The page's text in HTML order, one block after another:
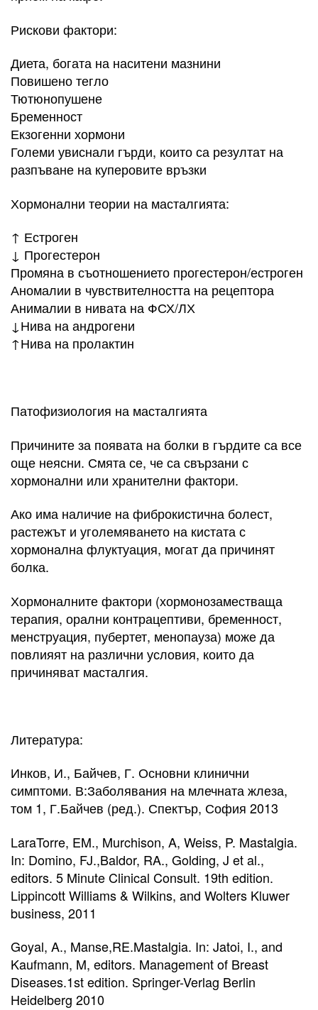
Рискови фактори:
Диета, богата на наситени мазнини
Повишено тегло
Тютюнопушене
Бременност
Екзогенни хормони
Големи увиснали гърди, които са резултат на
разпъване на куперовите връзки
Хормонални теории на масталгията:
↑ Естроген
↓ Прогестерон
Промяна в съотношението прогестерон/естроген
Аномалии в чувствителността на рецептора
Анималии в нивата на ФСХ/ЛХ
↓Нива на андрогени
↑Нива на пролактин
Патофизиология на масталгията
Причините за появата на болки в гърдите са все
още неясни. Смята се, че са свързани с
хормонални или хранителни фактори.
Ако има наличие на фиброкистична болест,
растежът и уголемяването на кистата с
хормонална флуктуация, могат да причинят
болка.
Хормоналните фактори (хормонозаместваща
терапия, орални контрацептиви, бременност,
менструация, пубертет, менопауза) може да
повлияят на различни условия, които да
причиняват масталгия.
Литература:
Инков, И., Байчев, Г. Основни клинични
симптоми. В:Заболявания на млечната жлеза,
том 1, Г.Байчев (ред.). Спектър, София 2013
LaraTorre, EM., Murchison, A, Weiss, P. Mastalgia.
In: Domino, FJ.,Baldor, RA., Golding, J et al.,
editors. 5 Minute Clinical Consult. 19th edition.
Lippincott Williams & Wilkins, and Wolters Kluwer
business, 2011
Goyal, A., Manse,RE.Mastalgia. In: Jatoi, I., and
Kaufmann, M, editors. Management of Breast
Diseases.1st edition. Springer-Verlag Berlin
Heidelberg 2010